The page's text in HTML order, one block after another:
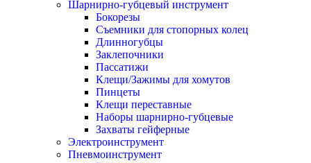
Шарнирно-губцевый инструмент
Бокорезы
Съемники для стопорных колец
Длинногубцы
Заклепочники
Пассатижи
Клещи/Зажимы для хомутов
Пинцеты
Клещи переставные
Наборы шарнирно-губцевые
Захваты гейферные
Электроинструмент
Пневмоинструмент